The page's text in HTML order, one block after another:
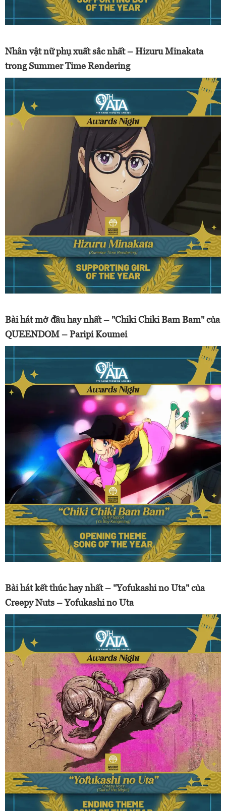
Nhân vật nữ phụ xuất sắc nhất – Hizuru Minakata
trong Summer Time Rendering
Bài hát mở đầu hay nhất – "Chiki Chiki Bam Bam" của
QUEENDOM – Paripi Koumei
Bài hát kết thúc hay nhất – "Yofukashi no Uta" của
Creepy Nuts – Yofukashi no Uta